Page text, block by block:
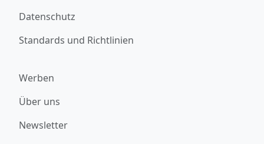
Datenschutz
Standards und Richtlinien
Werben
Über uns
Newsletter